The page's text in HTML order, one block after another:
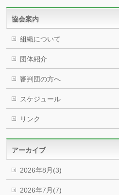
協会案内
組織について
団体紹介
審判団の方へ
スケジュール
リンク
アーカイブ
2026年8月(3)
2026年7月(7)